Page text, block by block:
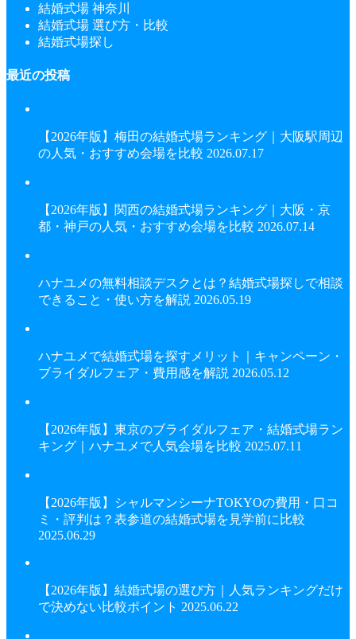
結婚式場 神奈川
結婚式場 選び方・比較
結婚式場探し
最近の投稿
【2026年版】梅田の結婚式場ランキング｜大阪駅周辺
の人気・おすすめ会場を比較 2026.07.17
【2026年版】関西の結婚式場ランキング｜大阪・京
都・神戸の人気・おすすめ会場を比較 2026.07.14
ハナユメの無料相談デスクとは？結婚式場探しで相談
できること・使い方を解説 2026.05.19
ハナユメで結婚式場を探すメリット｜キャンペーン・
ブライダルフェア・費用感を解説 2026.05.12
【2026年版】東京のブライダルフェア・結婚式場ラン
キング｜ハナユメで人気会場を比較 2025.07.11
【2026年版】シャルマンシーナTOKYOの費用・口コ
ミ・評判は？表参道の結婚式場を見学前に比較
2025.06.29
【2026年版】結婚式場の選び方｜人気ランキングだけ
で決めない比較ポイント 2025.06.22